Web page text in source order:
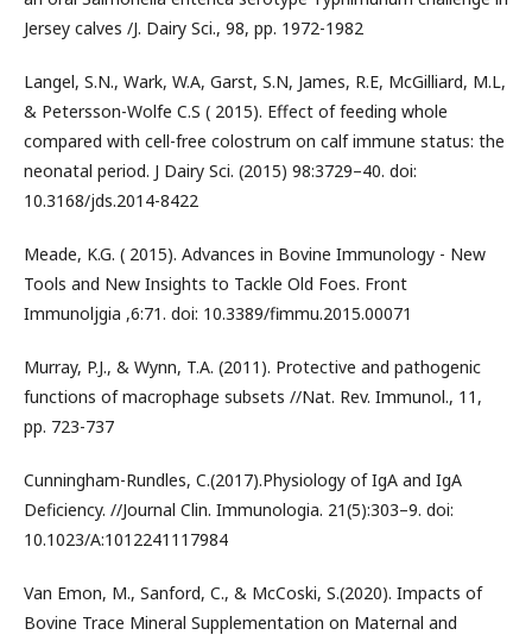
Jersey calves /J. Dairy Sci., 98, pp. 1972-1982
Langel, S.N., Wark, W.A, Garst, S.N, James, R.E, McGilliard, M.L,
& Petersson-Wolfe C.S ( 2015). Effect of feeding whole
compared with cell-free colostrum on calf immune status: the
neonatal period. J Dairy Sci. (2015) 98:3729–40. doi:
10.3168/jds.2014-8422
Meade, K.G. ( 2015). Advances in Bovine Immunology - New
Tools and New Insights to Tackle Old Foes. Front
Immunoljgia ,6:71. doi: 10.3389/fimmu.2015.00071
Murray, P.J., & Wynn, T.A. (2011). Protective and pathogenic
functions of macrophage subsets //Nat. Rev. Immunol., 11,
pp. 723-737
Cunningham-Rundles, C.(2017).Physiology of IgA and IgA
Deficiency. //Journal Clin. Immunologia. 21(5):303–9. doi:
10.1023/A:1012241117984
Van Emon, M., Sanford, C., & McCoski, S.(2020). Impacts of
Bovine Trace Mineral Supplementation on Maternal and